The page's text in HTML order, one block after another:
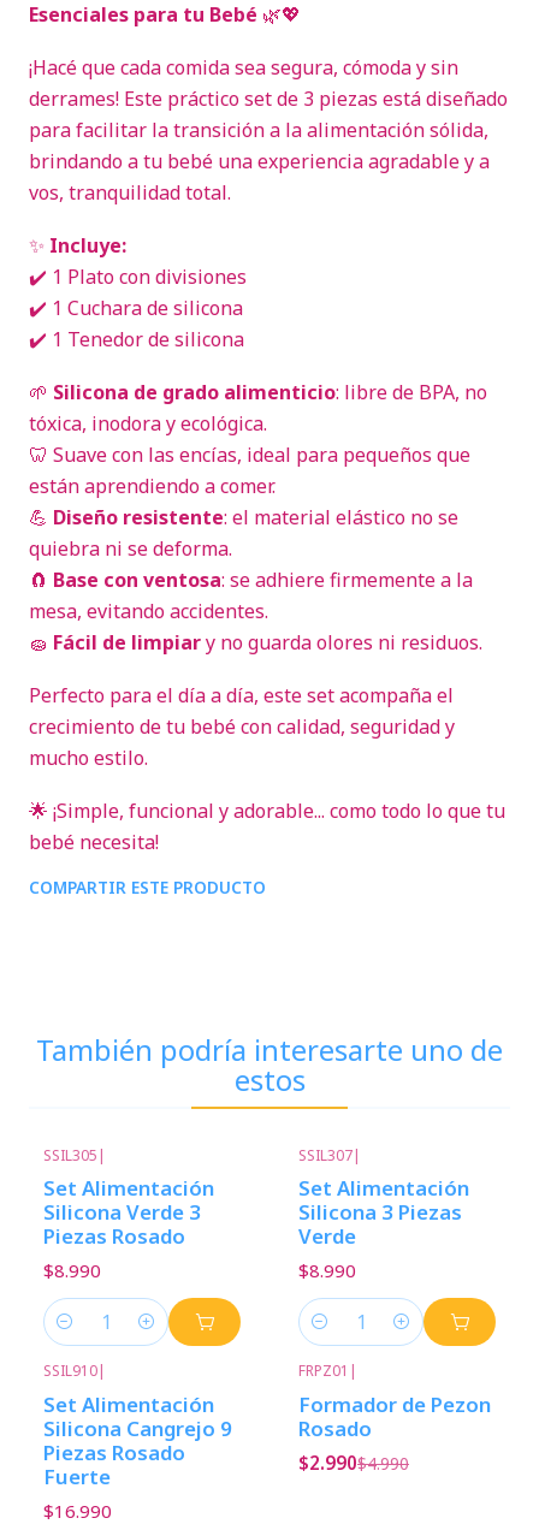
Esenciales para tu Bebé 🌿💖
¡Hacé que cada comida sea segura, cómoda y sin
derrames! Este práctico set de 3 piezas está diseñado
para facilitar la transición a la alimentación sólida,
brindando a tu bebé una experiencia agradable y a
vos, tranquilidad total.
✨ Incluye:
✔️ 1 Plato con divisiones
✔️ 1 Cuchara de silicona
✔️ 1 Tenedor de silicona
🌱 Silicona de grado alimenticio: libre de BPA, no
tóxica, inodora y ecológica.
🦷 Suave con las encías, ideal para pequeños que
están aprendiendo a comer.
💪 Diseño resistente: el material elástico no se
quiebra ni se deforma.
🧲 Base con ventosa: se adhiere firmemente a la
mesa, evitando accidentes.
🧽 Fácil de limpiary no guarda olores ni residuos.
Perfecto para el día a día, este set acompaña el
crecimiento de tu bebé con calidad, seguridad y
mucho estilo.
🌟 ¡Simple, funcional y adorable... como todo lo que tu
bebé necesita!
COMPARTIR ESTE PRODUCTO
También podría interesarte uno de
estos
SSIL305 |
Set Alimentación
Silicona Verde 3
Piezas Rosado
$8.990
Cantidad
SSIL307|
Set Alimentación
Silicona 3 Piezas
Verde
$8.990
Cantidad
SSIL910|
Set Alimentación
Silicona Cangrejo 9
Piezas Rosado
Fuerte
$16.990
FRPZ01 |
Formador de Pezon
Rosado
$2.990$4.990